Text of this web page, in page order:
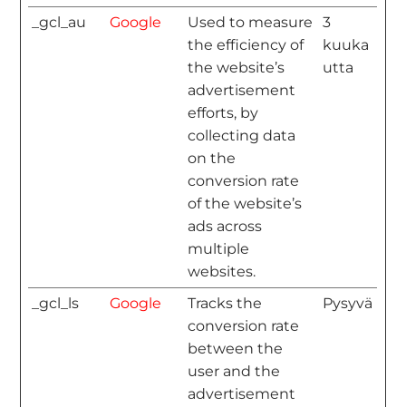
_gcl_au Google
Used to measure
the efficiency of
the website’s
advertisement
efforts, by
collecting data
on the
conversion rate
of the website’s
ads across
multiple
websites.
3
kuuka
utta
_gcl_ls Google
Tracks the
conversion rate
between the
user and the
advertisement
Pysyvä